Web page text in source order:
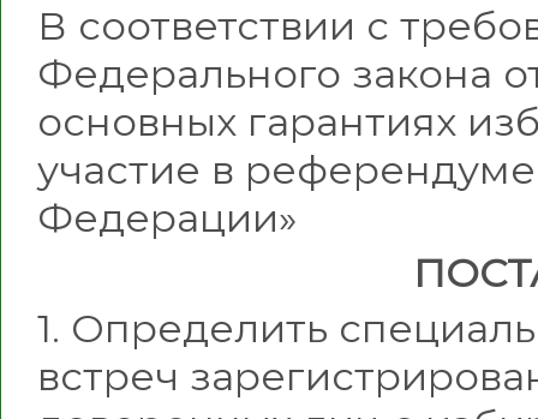
В соответствии с
Федерального закона
основных гарантиях
участие в
Федерации»
1. Определить
встреч